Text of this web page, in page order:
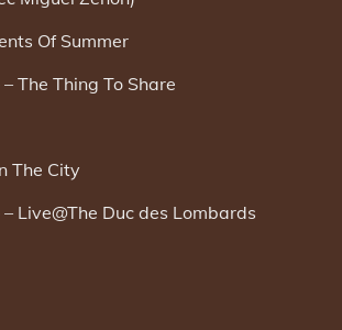
Of Summer
The Thing To Share
The City
Live@The Duc des Lombards